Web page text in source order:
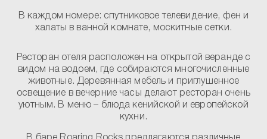
В каждом номере: спутниковое телевидение, фен и
халаты в ванной комнате, москитные сетки.
Ресторан отеля расположен на открытой веранде с
видом на водоем, где собираются многочисленные
животные. Деревянная мебель и приглушенное
освещение в вечерние часы делают ресторан очень
уютным. В меню – блюда кенийской и европейской
кухни.